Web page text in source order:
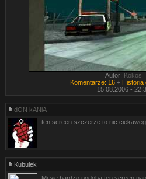
Autor: Kokos
Komentarze: 16 + Historia
15.08.2006 -
dON kANiA
ten screen szczerze to nic
Kubulek